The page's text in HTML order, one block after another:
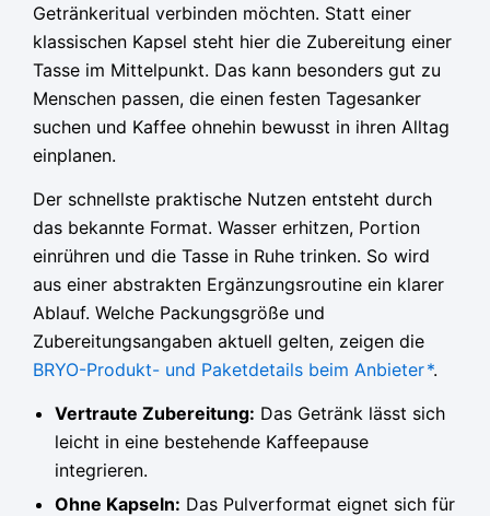
Getränkeritual verbinden möchten. Statt einer
klassischen Kapsel steht hier die Zubereitung einer
Tasse im Mittelpunkt. Das kann besonders gut zu
Menschen passen, die einen festen Tagesanker
suchen und Kaffee ohnehin bewusst in ihren Alltag
einplanen.
Der schnellste praktische Nutzen entsteht durch
das bekannte Format. Wasser erhitzen, Portion
einrühren und die Tasse in Ruhe trinken. So wird
aus einer abstrakten Ergänzungsroutine ein klarer
Ablauf. Welche Packungsgröße und
Zubereitungsangaben aktuell gelten, zeigen die
BRYO-Produkt- und Paketdetails beim Anbieter*.
Vertraute Zubereitung: Das Getränk lässt sich
leicht in eine bestehende Kaffeepause
integrieren.
Ohne Kapseln: Das Pulverformat eignet sich für